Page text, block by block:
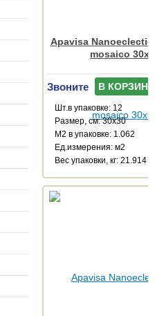
Apavisa
mosaico
Звоните В КОРЗИНУ
Шт.в упаковке: 12
Размер, см: 30x30
М2 в упаковке: 1.062
Ед.измерения: м2
Веc упаковки, кг: 21.914